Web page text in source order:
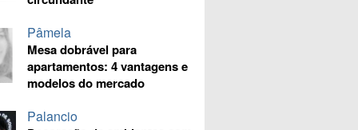
Pâmela
Mesa dobrável para
apartamentos: 4 vantagens e
modelos do mercado
Palancio